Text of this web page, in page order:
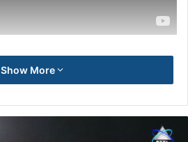
Show More